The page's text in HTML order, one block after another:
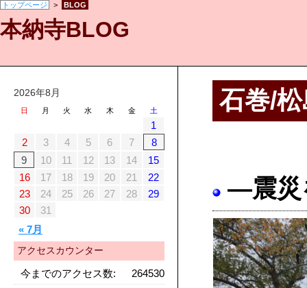
本納寺BLOG
トップページ > BLOG
2026年8月
日 月 火 水 木 金 土
« 7月
1
2
3 4 5 6 7
8
9
10 11 12 13 14
15
16
17 18 19 20 21
22
23
24 25 26 27 28
29
30
31
アクセスカウンター
264530
今までのアクセス数:
石巻/
—震災